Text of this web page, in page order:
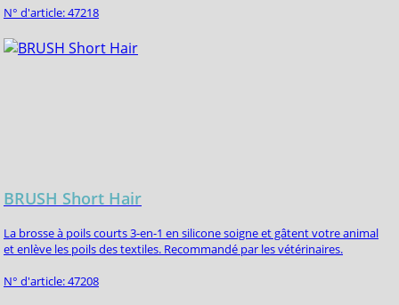
N° d'article: 47218
BRUSH Short Hair
La brosse à poils courts 3-en-1 en silicone soigne et gâtent votre animal
et enlève les poils des textiles. Recommandé par les vétérinaires.
N° d'article: 47208